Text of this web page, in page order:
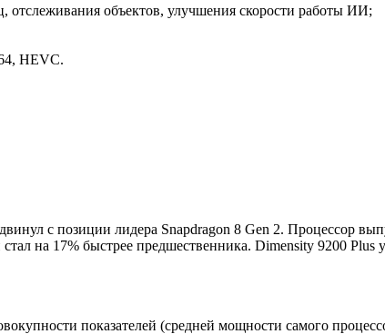
объектов, улучшения скорости работы ИИ;
HEVC.
с позиции лидера Snapdragon 8 Gen 2. Процессор
на 17% быстрее предшественника. Dimensity 9200 Plus
показателей (средней мощности самого